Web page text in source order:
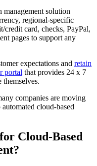
management solution
regional-specific
credit card, checks, PayPal,
pages to support any
expectations and retain
portal that provides 24 x 7
themselves.
companies are moving
cloud-based
Cloud-Based